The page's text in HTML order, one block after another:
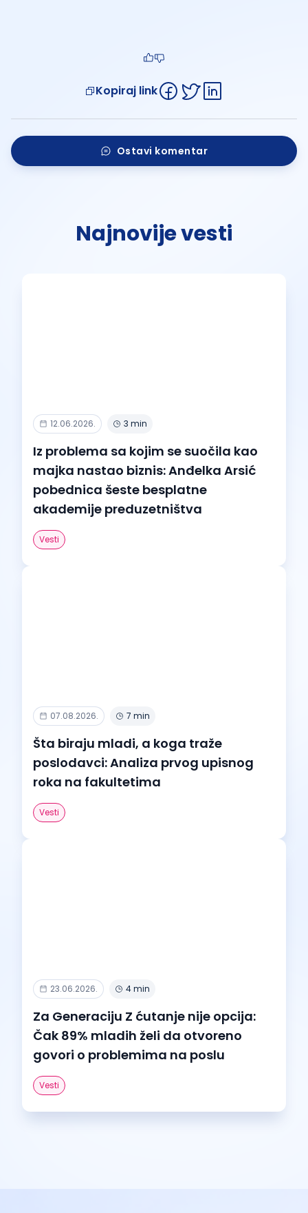
Kopiraj link
Ostavi komentar
Najnovije vesti
12.06.2026. 3 min
Iz problema sa kojim se suočila kao
majka nastao biznis: Anđelka Arsić
pobednica šeste besplatne
akademije preduzetništva
Vesti
07.08.2026. 7 min
Šta biraju mladi, a koga traže
poslodavci: Analiza prvog upisnog
roka na fakultetima
Vesti
23.06.2026. 4 min
Za Generaciju Z ćutanje nije opcija:
Čak 89% mladih želi da otvoreno
govori o problemima na poslu
Vesti